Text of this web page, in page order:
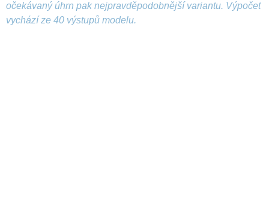
očekávaný úhrn pak nejpravděpodobnější variantu. Výpočet
vychází ze 40 výstupů modelu.